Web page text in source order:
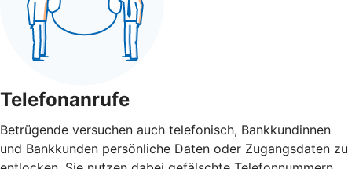
Telefonanrufe
Betrügende versuchen auch telefonisch, Bankkundinnen
und Bankkunden persönliche Daten oder Zugangsdaten zu